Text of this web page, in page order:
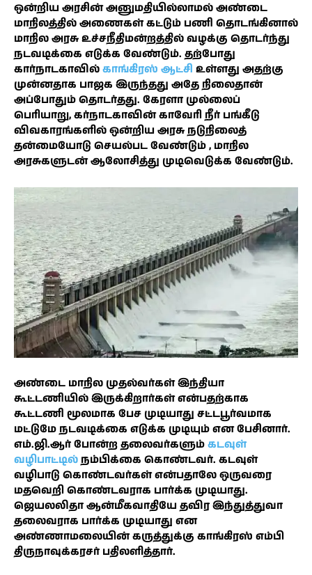
ஒன்றிய அரசின் அனுமதியில்லாமல் அண்டை
மாநிலத்தில் அணைகள் கட்டும் பணி தொடங்கினால்
மாநில அரசு உச்சநீதிமன்றத்தில் வழக்கு தொடர்ந்து
நடவடிக்கை எடுக்க வேண்டும். தற்போது
கார்நாடகாவில்காங்கிரஸ் ஆட்சி உள்ளது அதற்கு
முன்னதாக பாஜக இருந்தது அதே நிலைதான்
அப்போதும் தொடர்தது. கேரளா முல்லைப்
பெரியாறு, கர்நாடகாவின் காவேரி நீர் பங்கீடு
விவகாரங்களில் ஒன்றிய அரசு நடுநிலைத்
தன்மையோடு செயல்பட வேண்டும் , மாநில
அரசுகளுடன் ஆலோசித்து முடிவெடுக்க வேண்டும்.
அண்டை மாநில முதல்வர்கள் இந்தியா
கூட்டணியில் இருக்கிறார்கள் என்பதற்காக
கூட்டணி மூலமாக பேச முடியாது சட்டபூர்வமாக
மட்டுமே நடவடிக்கை எடுக்க முடியும் என பேசினார்.
எம்.ஜி.ஆர் போன்ற தலைவர்களும்கடவுள்
வழிபாட்டில்நம்பிக்கை கொண்டவர். கடவுள்
வழிபாடு கொண்டவர்கள் என்பதாலே ஒருவரை
மதவெறி கொண்டவராக பார்க்க முடியாது.
ஜெயலலிதா ஆன்மீகவாதியே தவிர இந்துத்துவா
தலைவராக பார்க்க முடியாது என
அண்ணாமலையின் கருத்துக்கு காங்கிரஸ் எம்பி
திருநாவுக்கரசர் பதிலளித்தார்.